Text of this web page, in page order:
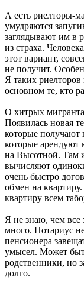
А есть риелторы-
умудряются
заглядывают им в
из страха.
этот вариант,
не получит.
Я таких
основном те, кто
О хитрых
Появилась новая
которые получают
которые арендуют
на Высотной. Там
вычисляют
очень быстро
обмен на
квартиру всем
Я не знаю, чем все
много. Нотариус
пенсионера
умысел. Может
родственники, но
долго.